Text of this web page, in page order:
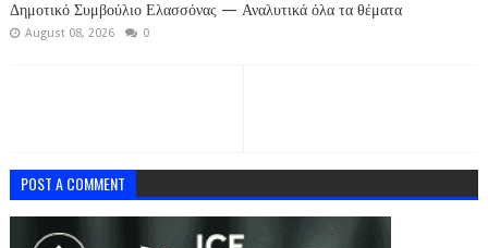
Δημοτικό Συμβούλιο Ελασσόνας — Αναλυτικά όλα τα θέματα
August 08, 2026 0
POST A COMMENT